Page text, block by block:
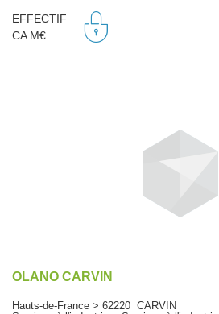
EFFECTIF
CA M€
OLANO CARVIN
Hauts-de-France > 62220 CARVIN